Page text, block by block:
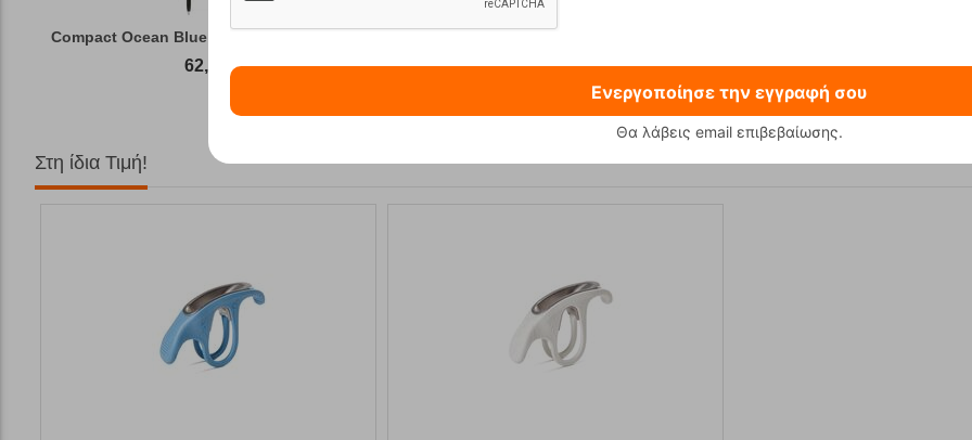
62,50 € 12,90 € 89,90 €
Στη ίδια Τιμή!
Ενεργοποίησε την εγγραφή σου
Θα λάβεις email επιβεβαίωσης.